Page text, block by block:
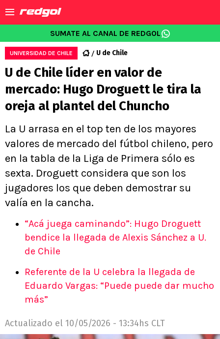
SUMATE AL CANAL DE REDGOL
UNIVERSIDAD DE CHILE U de Chile
U de Chile líder en valor de
mercado: Hugo Droguett le tira la
oreja al plantel del Chuncho
La U arrasa en el top ten de los mayores
valores de mercado del fútbol chileno, pero
en la tabla de la Liga de Primera sólo es
sexta. Droguett considera que son los
jugadores los que deben demostrar su
valía en la cancha.
“Acá juega caminando”: Hugo Droguett
bendice la llegada de Alexis Sánchez a U.
de Chile
Referente de la U celebra la llegada de
Eduardo Vargas: “Puede puede dar mucho
más”
Actualizado el 10/05/2026 - 13:34hs CLT